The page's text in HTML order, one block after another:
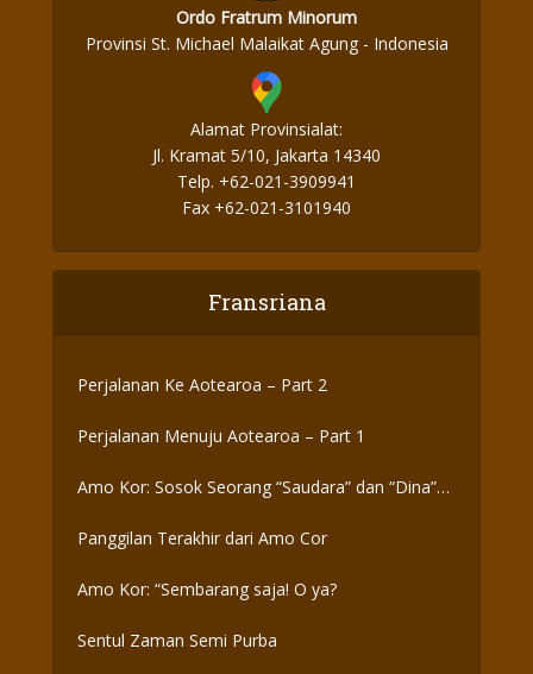
Ordo Fratrum Minorum
Provinsi St. Michael Malaikat Agung - Indonesia
Alamat Provinsialat:
Jl. Kramat 5/10, Jakarta 14340
Telp. +62-021-3909941
Fax +62-021-3101940
Fransriana
Perjalanan Ke Aotearoa – Part 2
Perjalanan Menuju Aotearoa – Part 1
Amo Kor: Sosok Seorang “Saudara” dan “Dina”
Panggilan Terakhir dari Amo Cor
Amo Kor: “Sembarang saja! O ya?
Sentul Zaman Semi Purba